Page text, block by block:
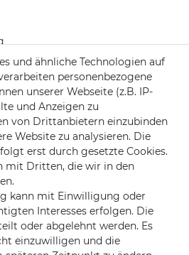
und ähnliche Technologien auf
personenbezogene
unserer Webseite (z.B. IP-
und Anzeigen zu
von Drittanbietern einzubinden
Website zu analysieren. Die
erst durch gesetzte Cookies.
mit Dritten, die wir in den
kann mit Einwilligung oder
Interesses erfolgen. Die
oder abgelehnt werden. Es
einzuwilligen und die